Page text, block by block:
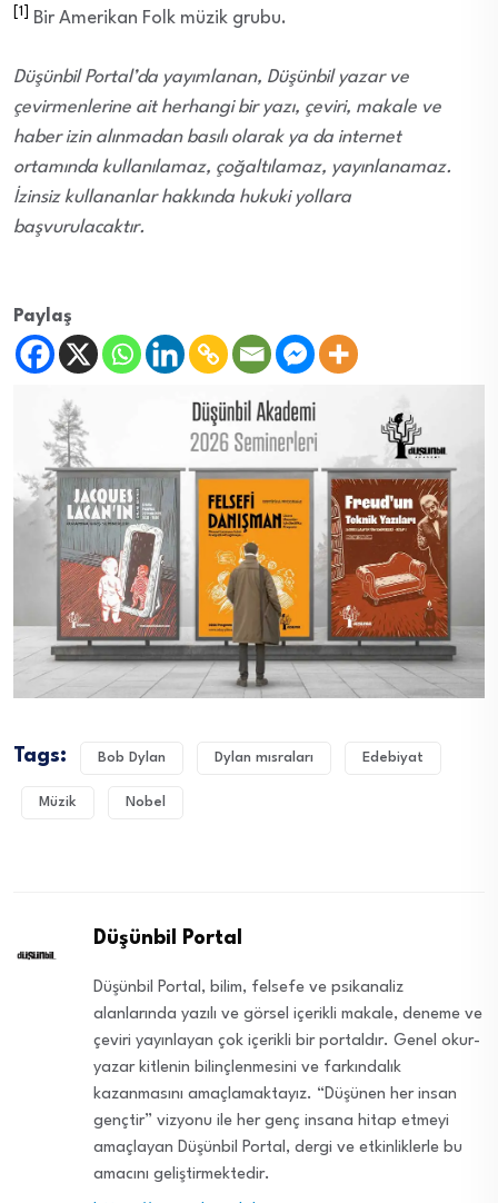
[1] Bir Amerikan Folk müzik grubu.
Düşünbil Portal’da yayımlanan, Düşünbil yazar ve
çevirmenlerine ait herhangi bir yazı, çeviri, makale ve
haber izin alınmadan basılı olarak ya da internet
ortamında kullanılamaz, çoğaltılamaz, yayınlanamaz.
İzinsiz kullananlar hakkında hukuki yollara
başvurulacaktır.
Paylaş
Tags: Bob Dylan Dylan mısraları Edebiyat
Müzik Nobel
Düşünbil Portal
Düşünbil Portal, bilim, felsefe ve psikanaliz
alanlarında yazılı ve görsel içerikli makale, deneme ve
çeviri yayınlayan çok içerikli bir portaldır. Genel okur-
yazar kitlenin bilinçlenmesini ve farkındalık
kazanmasını amaçlamaktayız. “Düşünen her insan
gençtir” vizyonu ile her genç insana hitap etmeyi
amaçlayan Düşünbil Portal, dergi ve etkinliklerle bu
amacını geliştirmektedir.